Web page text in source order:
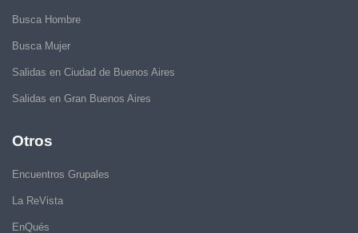
Busca Hombre
Busca Mujer
Salidas en Ciudad de Buenos Aires
Salidas en Gran Buenos Aires
Otros
Encuentros Grupales
La ReVista
EnQués